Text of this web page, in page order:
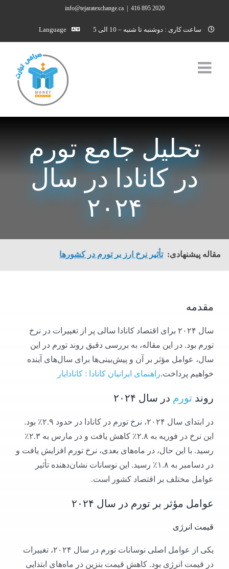
content
2020 895 416
info@tejaratexchange.ca
ساعت کاری : دوشنبه تا شنبه – 10 الی 5 Language
تحلیل جامع تورم
در کانادا در سال
۲۰۲۴
مقاله پیشنهادی: تأثیر نرخ ارز بر تورم در کشورها
مقدمه
سال ۲۰۲۴ برای اقتصاد کانادا سالی پر از تغییرات در نرخ
تورم بود. در این مقاله، به بررسی دقیق روند تورم در این
سال، عوامل مؤثر بر آن و پیش‌بینی‌ها برای سال‌های آینده
خواهیم پرداخت.​راهنمای ایرانیان کانادا : کانادایار
روند تورم در سال ۲۰۲۴
در ابتدای سال ۲۰۲۴، نرخ تورم در کانادا در حدود ۲.۹٪ بود.
این نرخ در فوریه به ۲.۸٪ کاهش یافت و در مارس به ۲.۳٪
رسید. با این حال، در ماه‌های بعدی، نرخ تورم افزایش یافت و
در دسامبر به ۱.۸٪ رسید. این نوسانات نشان‌دهنده تأثیر
عوامل مختلف بر اقتصاد کشور است.​
عوامل مؤثر بر تورم در سال ۲۰۲۴
قیمت انرژی
یکی از عوامل اصلی نوسانات تورم در سال ۲۰۲۴، تغییرات
در قیمت انرژی بود. کاهش قیمت بنزین در ماه‌های ابتدایی